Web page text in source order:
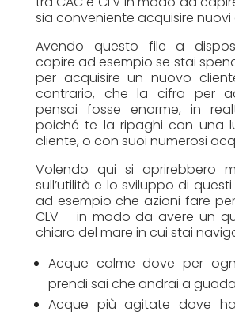
sia conveniente acquisire nuovi
Avendo questo file a
capire ad esempio se stai
per acquisire un nuovo
contrario, che la cifra per
pensai fosse enorme, in
poiché te la ripaghi con una
cliente, o con suoi numerosi
Volendo qui si aprirebbero
sull’utilità e lo sviluppo di
ad esempio che azioni fare
CLV – in modo da avere un
chiaro del mare in cui stai
Acque calme dove per
prendi sai che andrai a
Acque più agitate dove